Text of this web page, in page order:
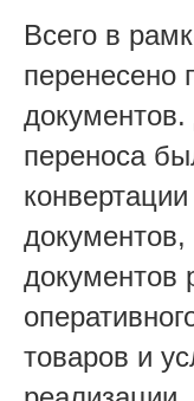
Всего в
перенесено
переноса
документов
товаров и